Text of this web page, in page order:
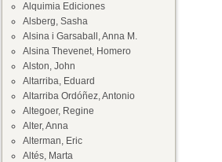
Alquimia Ediciones
Alsberg, Sasha
Alsina i Garsaball, Anna M.
Alsina Thevenet, Homero
Alston, John
Altarriba, Eduard
Altarriba Ordóñez, Antonio
Altegoer, Regine
Alter, Anna
Alterman, Eric
Altés, Marta